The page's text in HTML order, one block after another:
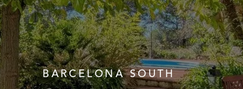
BARCELONA SOUTH